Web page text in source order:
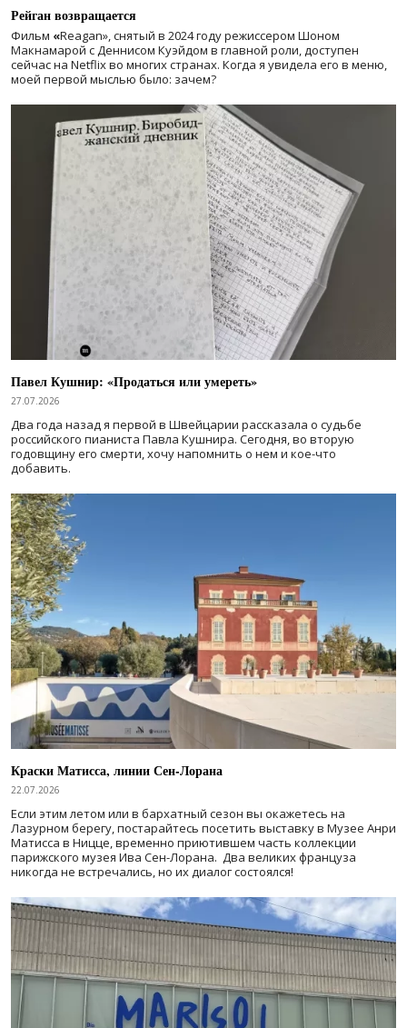
Рейган возвращается
Фильм «Reagan», снятый в 2024 годурежиссером Шоном
Макнамарой с Деннисом Куэйдом в главной роли, доступен
сейчас на Netflix во многих странах. Когда я увидела его в меню,
моей первой мыслью было: зачем?
Павел Кушнир: «Продаться или умереть»
27.07.2026
Два года назад я первой в Швейцарии рассказала о судьбе
российского пианиста Павла Кушнира. Сегодня, во вторую
годовщину его смерти, хочу напомнить о нем и кое-что
добавить.
Краски Матисса, линии Сен-Лорана
22.07.2026
Если этим летом или в бархатный сезон вы окажетесь на
Лазурном берегу, постарайтесь посетить выставку в Музее Анри
Матисса в Ницце, временно приютившем часть коллекции
парижского музея Ива Сен-Лорана. Два великих француза
никогда не встречались, но их диалог состоялся!